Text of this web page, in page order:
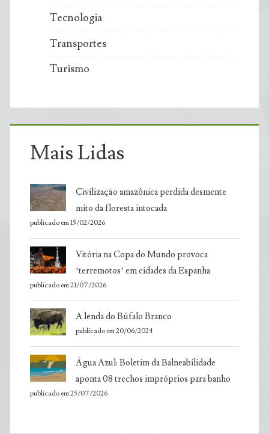
Tecnologia
Transportes
Turismo
Mais Lidas
Civilização amazônica perdida desmente
mito da floresta intocada
publicado em 15/02/2026
Vitória na Copa do Mundo provoca
‘terremotos’ em cidades da Espanha
publicado em 21/07/2026
A lenda do Búfalo Branco
publicado em 20/06/2024
Água Azul: Boletim da Balneabilidade
aponta 08 trechos impróprios para banho
publicado em 25/07/2026